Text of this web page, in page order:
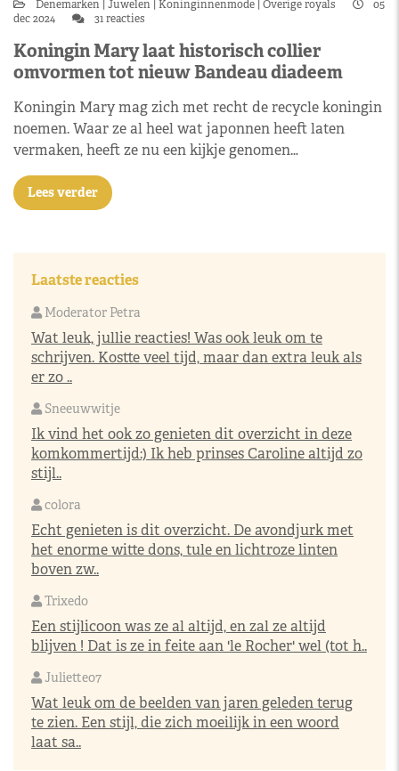
Denemarken Juwelen Koninginnenmode Overige royals
05
dec 2024
31 reacties
Koningin Mary laat historisch collier
omvormen tot nieuw Bandeau diadeem
Koningin Mary mag zich met recht de recycle koningin
noemen. Waar ze al heel wat japonnen heeft laten
vermaken, heeft ze nu een kijkje genomen…
Lees verder
Laatste reacties
Moderator Petra
Wat leuk, jullie reacties! Was ook leuk om te
schrijven. Kostte veel tijd, maar dan extra leuk als
er zo ..
Sneeuwwitje
Ik vind het ook zo genieten dit overzicht in deze
komkommertijd:) Ik heb prinses Caroline altijd zo
stijl..
colora
Echt genieten is dit overzicht. De avondjurk met
het enorme witte dons, tule en lichtroze linten
boven zw..
Trixedo
Een stijlicoon was ze al altijd, en zal ze altijd
blijven ! Dat is ze in feite aan 'le Rocher' wel (tot h..
Juliette07
Wat leuk om de beelden van jaren geleden terug
te zien. Een stijl, die zich moeilijk in een woord
laat sa..